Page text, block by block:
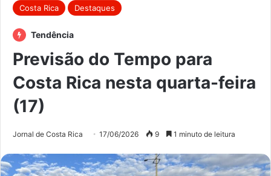
Costa Rica Destaques
Tendência
Previsão do Tempo para
Costa Rica nesta quarta-feira
(17)
Jornal de Costa Rica 17/06/2026 9 1 minuto de leitura